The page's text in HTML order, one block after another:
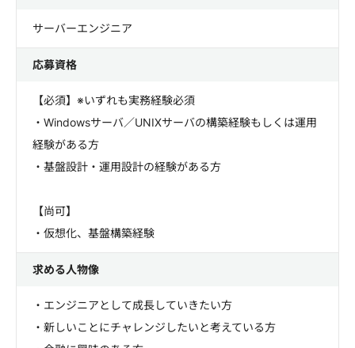
サーバーエンジニア
応募資格
【必須】※いずれも実務経験必須
・Windowsサーバ／UNIXサーバの構築経験もしくは運用
経験がある方
・基盤設計・運用設計の経験がある方
【尚可】
・仮想化、基盤構築経験
求める人物像
・エンジニアとして成長していきたい方
・新しいことにチャレンジしたいと考えている方